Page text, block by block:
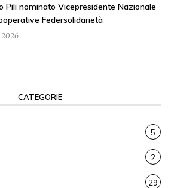
Pili nominato Vicepresidente Nazionale
Federsolidarietà
2026
CATEGORIE
5
2
29